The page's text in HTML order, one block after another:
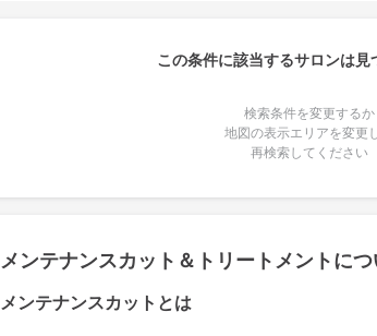
この条件に該当するサロンは見
検索条件を変更するか
地図の表示エリアを変更
再検索してください
メンテナンスカット＆トリートメントにつ
メンテナンスカットとは